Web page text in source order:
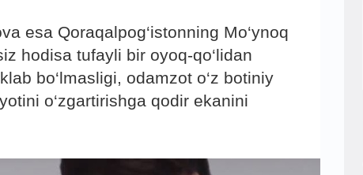
esa Qoraqalpog‘istonning Mo‘ynoq
hodisa tufayli bir oyoq-qo‘lidan
bo‘lmasligi, odamzot o‘z botiniy
o‘zgartirishga qodir ekanini